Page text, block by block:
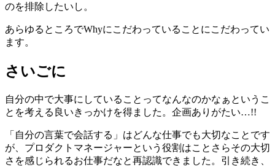
のを排除したいし。
あらゆるところでWhyにこだわっていることにこだわってい
ます。
さいごに
自分の中で大事にしていることってなんなのかなぁというこ
とを考える良いきっかけを得ました。企画ありがたい…!!
「自分の言葉で会話する」はどんな仕事でも大切なことです
が、プロダクトマネージャーという役割はことさらその大切
さを感じられるお仕事だなと再認識できました。引き続き、